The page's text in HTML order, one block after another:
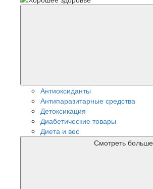
Антиоксиданты
Антипаразитарные средства
Детоксикация
Диабетические товары
Диета и вес
Смотреть больше